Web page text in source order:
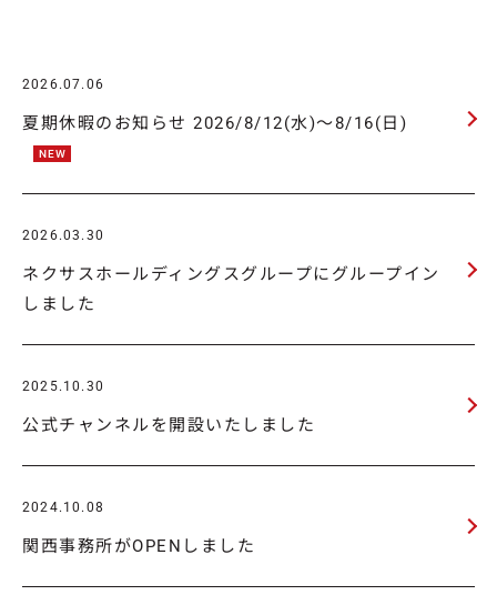
2026.07.06
夏期休暇のお知らせ 2026/8/12(水)～8/16(日)
NEW
2026.03.30
ネクサスホールディングスグループにグループイン
しました
2025.10.30
公式チャンネルを開設いたしました
2024.10.08
関西事務所がOPENしました